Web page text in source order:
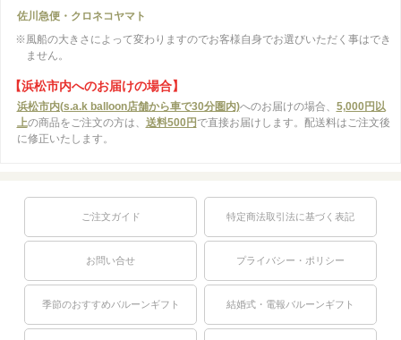
佐川急便・クロネコヤマト
※風船の大きさによって変わりますのでお客様自身でお選びいただく事はでき
ません。
【浜松市内へのお届けの場合】
浜松市内(s.a.k balloon店舗から車で30分圏内)へのお届けの場合、 5,000円以
上の商品をご注文の方は、 送料500円 で直接お届けします。配送料はご注文後
に修正いたします。
ご注文ガイド 特定商法取引法に基づく表記
お問い合せ プライバシー・ポリシー
季節のおすすめバルーンギフト 結婚式・電報バルーンギフト